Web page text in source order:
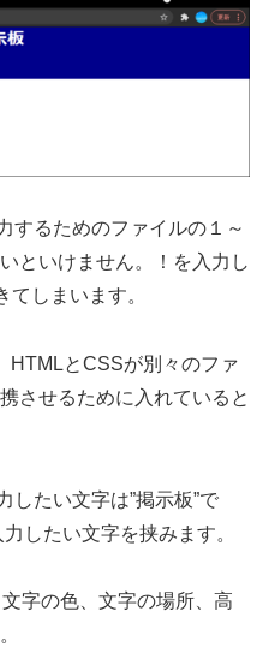
するためのファイルの１～
といけません。！を入力し
てしまいます。
HTMLとCSSが別々のファ
させるために入れていると
したい文字は”掲示板”で
したい文字を挟みます。
字の色、文字の場所、高